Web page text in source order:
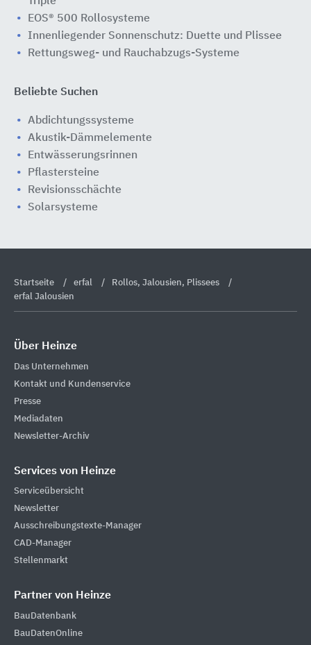
EOS® 500 Rollosysteme
Innenliegender Sonnenschutz: Duette und Plissee
Rettungsweg- und Rauchabzugs-Systeme
Beliebte Suchen
Abdichtungssysteme
Akustik-Dämmelemente
Entwässerungsrinnen
Pflastersteine
Revisionsschächte
Solarsysteme
Startseite erfal
Rollos, Jalousien, Plissees
erfal Jalousien
Über Heinze
Das Unternehmen
Kontakt und Kundenservice
Presse
Mediadaten
Newsletter-Archiv
Services von Heinze
Serviceübersicht
Newsletter
Ausschreibungstexte-Manager
CAD-Manager
Stellenmarkt
Partner von Heinze
BauDatenbank
BauDatenOnline